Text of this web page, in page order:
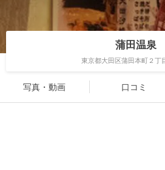
蒲田温泉
東京都大田区蒲田本町２丁
写真・動画 口コミ